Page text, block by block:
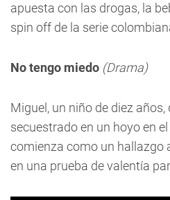
apuesta con las drogas, la
spin off de la serie
No tengo miedo (Drama)
Miguel, un niño de diez
secuestrado en un hoyo en
comienza como un hallazgo
en una prueba de valentía